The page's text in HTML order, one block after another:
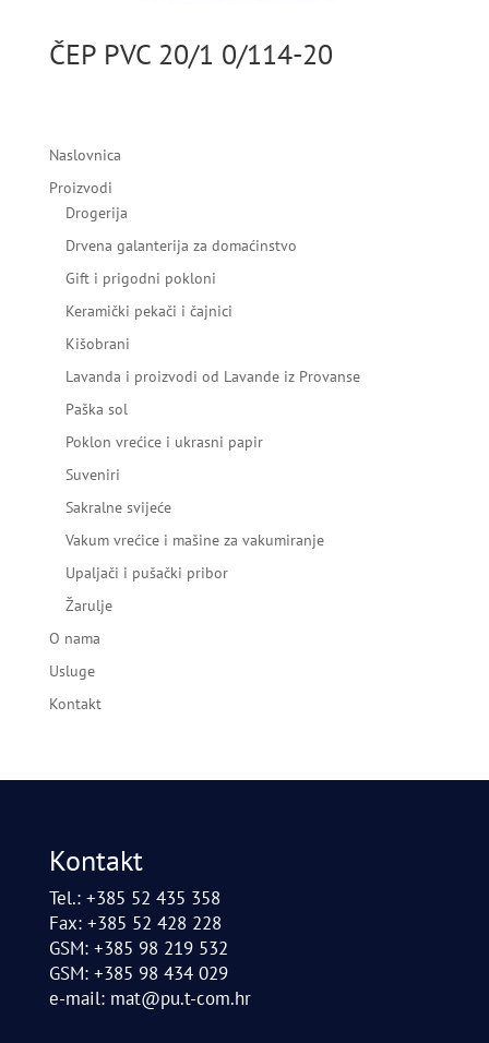
ČEP PVC 20/1 0/114-20
Naslovnica
Proizvodi
Drogerija
Drvena galanterija za domaćinstvo
Gift i prigodni pokloni
Keramički pekači i čajnici
Kišobrani
Lavanda i proizvodi od Lavande iz Provanse
Paška sol
Poklon vrećice i ukrasni papir
Suveniri
Sakralne svijeće
Vakum vrećice i mašine za vakumiranje
Upaljači i pušački pribor
Žarulje
O nama
Usluge
Kontakt
Kontakt
Tel.: +385 52 435 358
Fax: +385 52 428 228
GSM: +385 98 219 532
GSM: +385 98 434 029
e-mail: mat@pu.t-com.hr